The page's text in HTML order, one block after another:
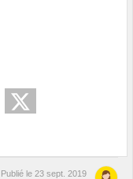
Publié le 23 sept. 2019